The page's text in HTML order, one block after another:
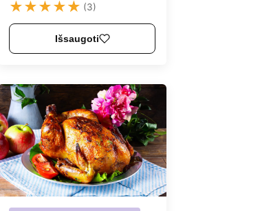
★★★★★ (3)
Išsaugoti